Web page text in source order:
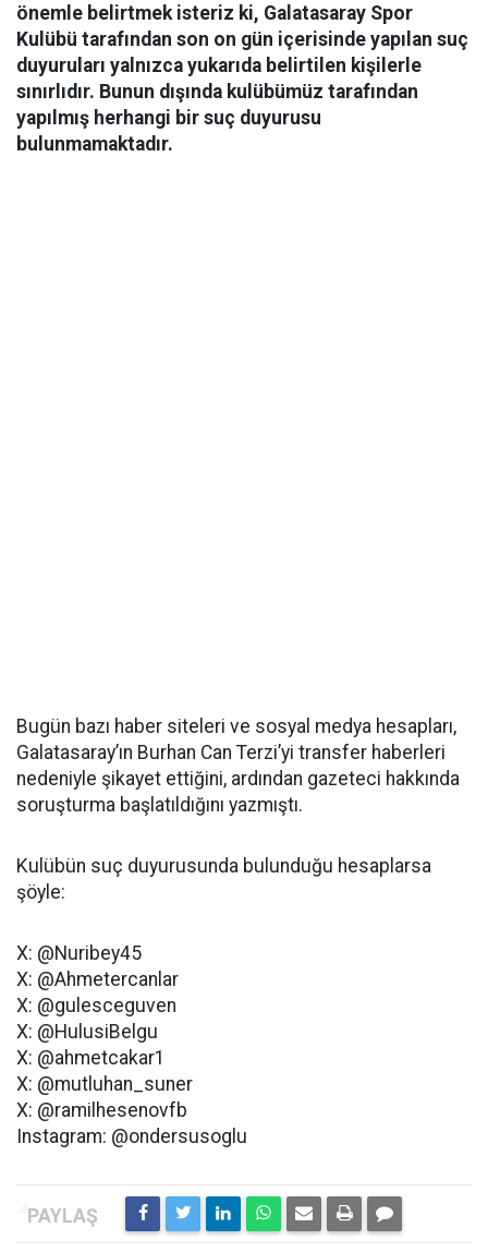
önemle belirtmek isteriz ki, Galatasaray Spor
Kulübü tarafından son on gün içerisinde yapılan suç
duyuruları yalnızca yukarıda belirtilen kişilerle
sınırlıdır. Bunun dışında kulübümüz tarafından
yapılmış herhangi bir suç duyurusu
bulunmamaktadır.
Bugün bazı haber siteleri ve sosyal medya hesapları,
Galatasaray’ın Burhan Can Terzi’yi transfer haberleri
nedeniyle şikayet ettiğini, ardından gazeteci hakkında
soruşturma başlatıldığını yazmıştı.
Kulübün suç duyurusunda bulunduğu hesaplarsa
şöyle:
X: @Nuribey45
X: @Ahmetercanlar
X: @gulesceguven
X: @HulusiBelgu
X: @ahmetcakar1
X: @mutluhan_suner
X: @ramilhesenovfb
Instagram: @ondersusoglu